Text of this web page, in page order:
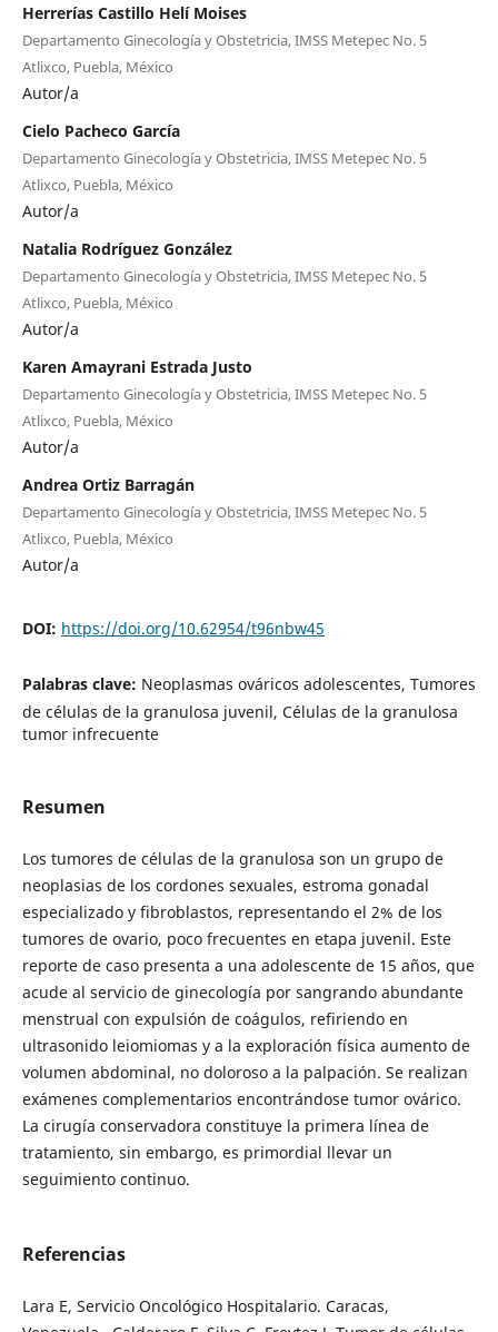
Herrerías Castillo Helí Moises
Departamento Ginecología y Obstetricia, IMSS Metepec No. 5
Atlixco, Puebla, México
Autor/a
Cielo Pacheco García
Departamento Ginecología y Obstetricia, IMSS Metepec No. 5
Atlixco, Puebla, México
Autor/a
Natalia Rodríguez González
Departamento Ginecología y Obstetricia, IMSS Metepec No. 5
Atlixco, Puebla, México
Autor/a
Karen Amayrani Estrada Justo
Departamento Ginecología y Obstetricia, IMSS Metepec No. 5
Atlixco, Puebla, México
Autor/a
Andrea Ortiz Barragán
Departamento Ginecología y Obstetricia, IMSS Metepec No. 5
Atlixco, Puebla, México
Autor/a
DOI: https://doi.org/10.62954/t96nbw45
Palabras clave: Neoplasmas ováricos adolescentes, Tumores
de células de la granulosa juvenil, Células de la granulosa
tumor infrecuente
Resumen
Los tumores de células de la granulosa son un grupo de
neoplasias de los cordones sexuales, estroma gonadal
especializado y fibroblastos, representando el 2% de los
tumores de ovario, poco frecuentes en etapa juvenil. Este
reporte de caso presenta a una adolescente de 15 años, que
acude al servicio de ginecología por sangrando abundante
menstrual con expulsión de coágulos, refiriendo en
ultrasonido leiomiomas y a la exploración física aumento de
volumen abdominal, no doloroso a la palpación. Se realizan
exámenes complementarios encontrándose tumor ovárico.
La cirugía conservadora constituye la primera línea de
tratamiento, sin embargo, es primordial llevar un
seguimiento continuo.
Referencias
Lara E, Servicio Oncológico Hospitalario. Caracas,